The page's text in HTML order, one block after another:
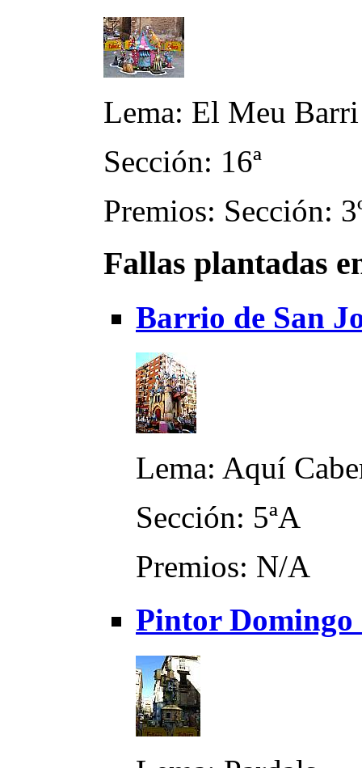
Lema: El Meu Barri
Sección: 16ª
Premios: Sección:
Fallas plantadas
Barrio de San
Lema: Aquí
Sección: 5ªA
Premios: N/A
Pintor Domingo